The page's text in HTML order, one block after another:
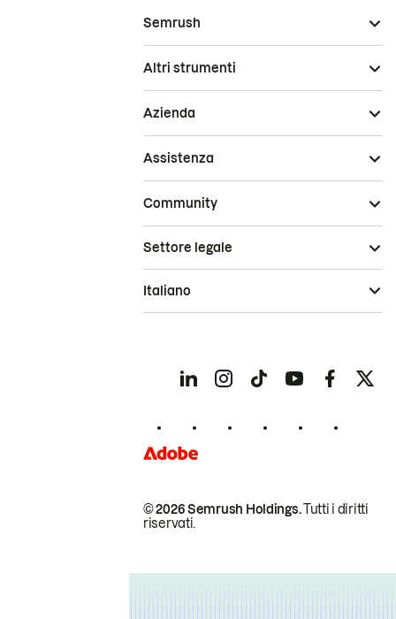
Semrush
Altri strumenti
Azienda
Assistenza
Community
© 2026 Semrush Holdings.Tutti i diritti
riservati.
Settore legale
Italiano